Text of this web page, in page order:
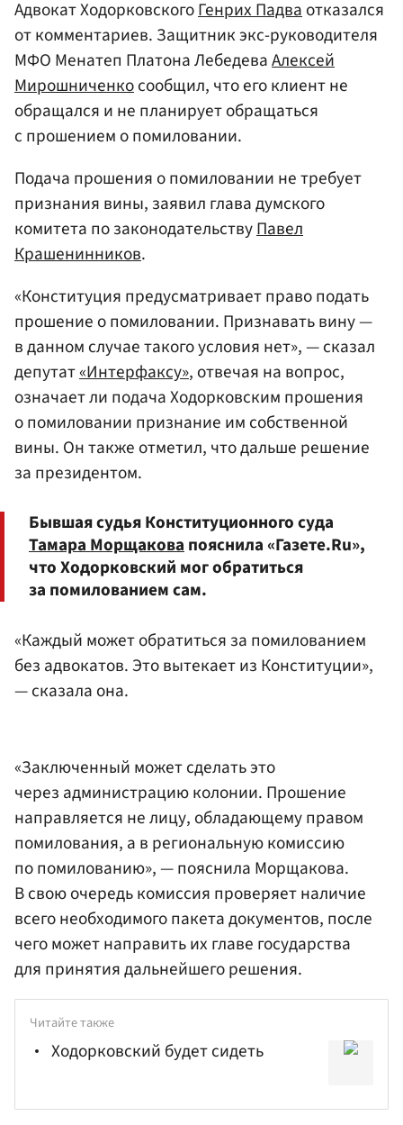
Адвокат ХодорковскогоГенрих Падваотказался
от комментариев. Защитник экс-руководителя
МФО Менатеп Платона ЛебедеваАлексей
Мирошниченкосообщил, что его клиент не
обращался и не планирует обращаться
с прошением о помиловании.
Подача прошения о помиловании не требует
признания вины, заявил глава думского
комитета по законодательствуПавел
Крашенинников.
«Конституция предусматривает право подать
прошение о помиловании. Признавать вину —
в данном случае такого условия нет», — сказал
депутат«Интерфаксу», отвечая на вопрос,
означает ли подача Ходорковским прошения
о помиловании признание им собственной
вины. Он также отметил, что дальше решение
за президентом.
Бывшая судья Конституционного суда
Тамара Морщаковапояснила «Газете.Ru»,
что Ходорковский мог обратиться
за помилованием сам.
«Каждый может обратиться за помилованием
без адвокатов. Это вытекает из Конституции»,
— сказала она.
«Заключенный может сделать это
через администрацию колонии. Прошение
направляется не лицу, обладающему правом
помилования, а в региональную комиссию
по помилованию», — пояснила Морщакова.
В свою очередь комиссия проверяет наличие
всего необходимого пакета документов, после
чего может направить их главе государства
для принятия дальнейшего решения.
Читайте также
Ходорковский будет сидеть